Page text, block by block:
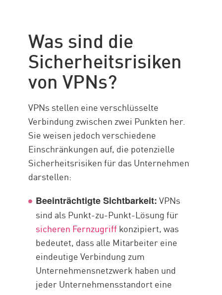
Was sind die
Sicherheitsrisiken
von VPNs?
VPNs stellen eine verschlüsselte
Verbindung zwischen zwei Punkten her.
Sie weisen jedoch verschiedene
Einschränkungen auf, die potenzielle
Sicherheitsrisiken für das Unternehmen
darstellen:
Beeinträchtigte Sichtbarkeit:VPNs
sind als Punkt-zu-Punkt-Lösung für
sicheren Fernzugriff konzipiert, was
bedeutet, dass alle Mitarbeiter eine
eindeutige Verbindung zum
Unternehmensnetzwerk haben und
jeder Unternehmensstandort eine